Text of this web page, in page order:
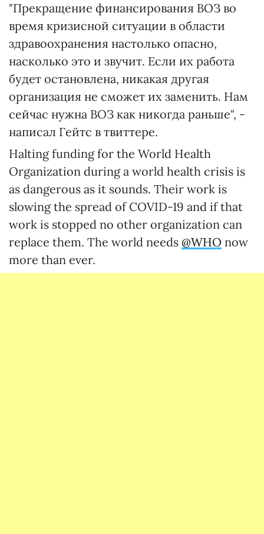
"Прекращение финансирования ВОЗ во
время кризисной ситуации в области
здравоохранения настолько опасно,
насколько это и звучит. Если их работа
будет остановлена, никакая другая
организация не сможет их заменить. Нам
сейчас нужна ВОЗ как никогда раньше", -
написал Гейтс в твиттере.
Halting funding for the World Health
Organization during a world health crisis is
as dangerous as it sounds. Their work is
slowing the spread of COVID-19 and if that
work is stopped no other organization can
replace them. The world needs @WHO now
more than ever.